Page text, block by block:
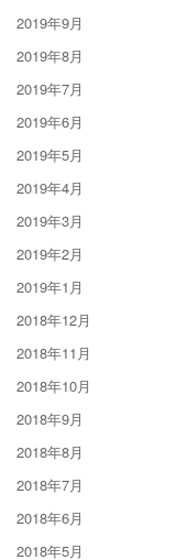
2019年9月
2019年8月
2019年7月
2019年6月
2019年5月
2019年4月
2019年3月
2019年2月
2019年1月
2018年12月
2018年11月
2018年10月
2018年9月
2018年8月
2018年7月
2018年6月
2018年5月